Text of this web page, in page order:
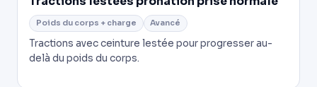
Poids du corps + charge Avancé
Tractions avec ceinture lestée pour progresser au-
delà du poids du corps.